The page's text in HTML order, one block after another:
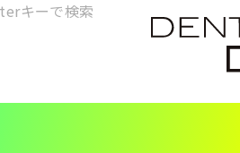
検
索